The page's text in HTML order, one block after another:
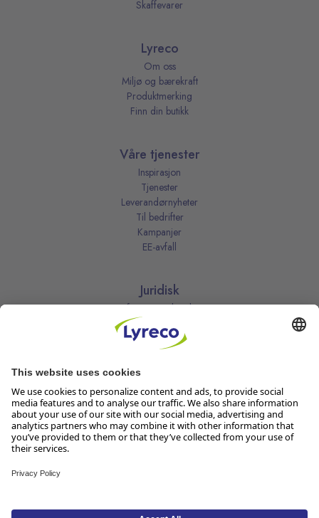
Skaffevarer
Lyreco
Om oss
Miljø og bærekraft
Produktmerking
Finn din butikk
Våre tjenester
Inspirasjon
Tjenester
Leverandørnyheter
Til bedrifter
Kampanjer
EE-avfall
Juridisk
Informasjonskapsler
Kjøpsbetingelser
Personvernerklæring
Vilkår
Vilkår for kundeklubben
Åpenhetsloven
Endre dine personvernsinnstillinger